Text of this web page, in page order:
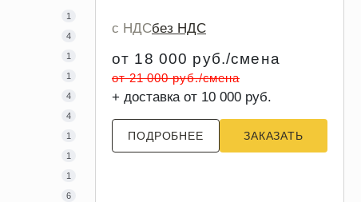
1
4
1
1
4
4
1
1
1
6
с НДСбез НДС
от 18 000 руб./смена
от 21 000 руб./смена
+ доставка от 10 000 руб.
ПОДРОБНЕЕ ЗАКАЗАТЬ